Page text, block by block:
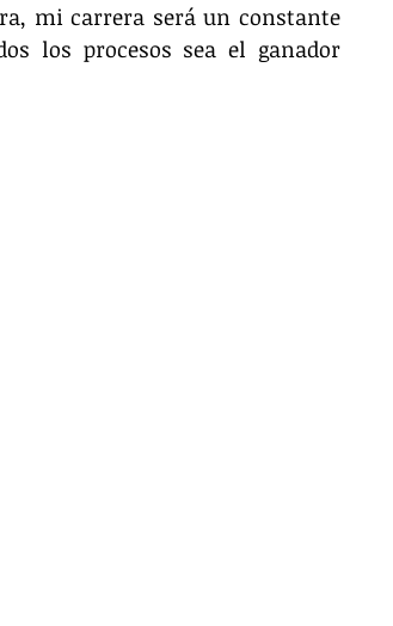
mi carrera será un constante
los procesos sea el ganador